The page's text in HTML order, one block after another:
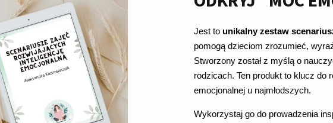
Jest to unikalny zestaw
pomogą dzieciom zrozumieć,
Stworzony został z myślą o
rodzicach. Ten produkt to klucz do
emocjonalnej u najmłodszych.
Wykorzystaj go do prowadzenia